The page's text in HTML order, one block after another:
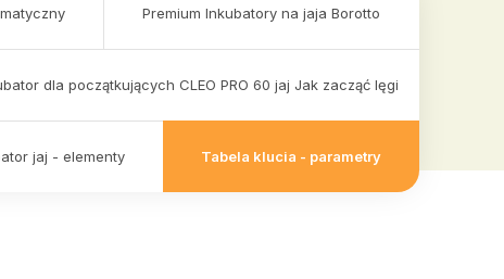
Premium Inkubatory na jaja Borotto
dla początkujących CLEO PRO 60 jaj Jak zacząć lęgi
jaj - elementy Tabela klucia - parametry